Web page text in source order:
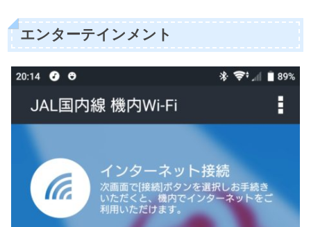
エンターテインメント